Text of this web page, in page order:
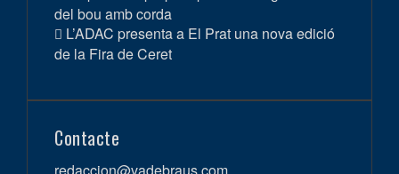
del bou amb corda
L’ADAC presenta a El Prat una nova edició
de la Fira de Ceret
Contacte